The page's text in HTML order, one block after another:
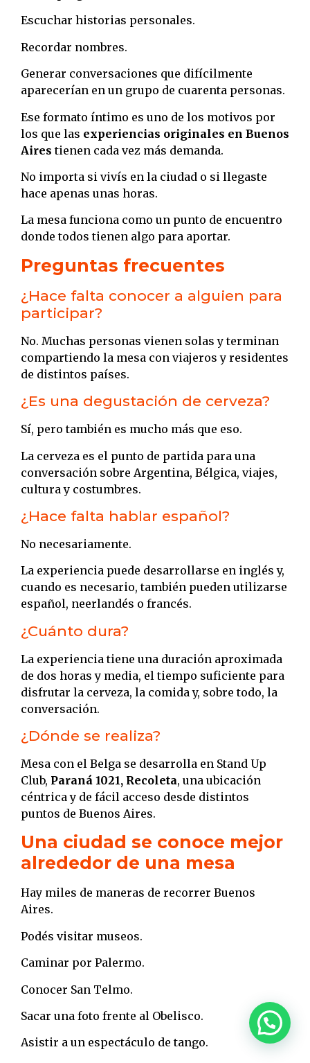
Escuchar historias personales.
Recordar nombres.
Generar conversaciones que difícilmente
aparecerían en un grupo de cuarenta personas.
Ese formato íntimo es uno de los motivos por
los que las experiencias originales en Buenos
Aires tienen cada vez más demanda.
No importa si vivís en la ciudad o si llegaste
hace apenas unas horas.
La mesa funciona como un punto de encuentro
donde todos tienen algo para aportar.
Preguntas frecuentes
¿Hace falta conocer a alguien para
participar?
No. Muchas personas vienen solas y terminan
compartiendo la mesa con viajeros y residentes
de distintos países.
¿Es una degustación de cerveza?
Sí, pero también es mucho más que eso.
La cerveza es el punto de partida para una
conversación sobre Argentina, Bélgica, viajes,
cultura y costumbres.
¿Hace falta hablar español?
No necesariamente.
La experiencia puede desarrollarse en inglés y,
cuando es necesario, también pueden utilizarse
español, neerlandés o francés.
¿Cuánto dura?
La experiencia tiene una duración aproximada
de dos horas y media, el tiempo suficiente para
disfrutar la cerveza, la comida y, sobre todo, la
conversación.
¿Dónde se realiza?
Mesa con el Belga se desarrolla en Stand Up
Club, Paraná 1021, Recoleta, una ubicación
céntrica y de fácil acceso desde distintos
puntos de Buenos Aires.
Una ciudad se conoce mejor
alrededor de una mesa
Hay miles de maneras de recorrer Buenos
Aires.
Podés visitar museos.
Caminar por Palermo.
Conocer San Telmo.
Sacar una foto frente al Obelisco.
Asistir a un espectáculo de tango.